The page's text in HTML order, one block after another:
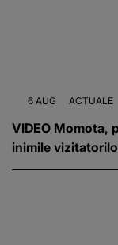
6 AUG ACTUALE
VIDEO Momota,
inimile